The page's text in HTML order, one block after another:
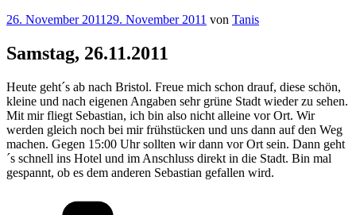
Veröffentlicht
26. November 2011 29. November 2011 von Tanis
Samstag, 26.11.2011
Heute geht´s ab nach Bristol. Freue mich schon drauf, diese schön,
kleine und nach eigenen Angaben sehr grüne Stadt wieder zu sehen.
Mit mir fliegt Sebastian, ich bin also nicht alleine vor Ort. Wir
werden gleich noch bei mir frühstücken und uns dann auf den Weg
machen. Gegen 15:00 Uhr sollten wir dann vor Ort sein. Dann geht
´s schnell ins Hotel und im Anschluss direkt in die Stadt. Bin mal
gespannt, ob es dem anderen Sebastian gefallen wird.